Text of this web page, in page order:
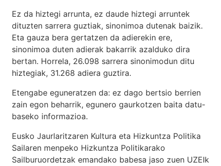
Ez da hiztegi arrunta, ez daude hiztegi arruntek
dituzten sarrera guztiak, sinonimoa dutenak baizik.
Eta gauza bera gertatzen da adierekin ere,
sinonimoa duten adierak bakarrik azalduko dira
bertan. Horrela, 26.098 sarrera sinonimodun ditu
hiztegiak, 31.268 adiera guztira.
Etengabe eguneratzen da: ez dago bertsio berrien
zain egon beharrik, egunero gaurkotzen baita datu-
baseko informazioa.
Eusko Jaurlaritzaren Kultura eta Hizkuntza Politika
Sailaren menpeko Hizkuntza Politikarako
Sailburuordetzak emandako babesa jaso zuen UZEIk